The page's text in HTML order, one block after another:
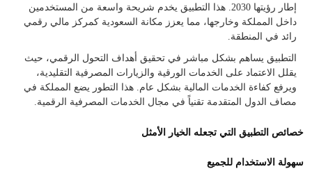
إطار رؤيتها 2030. هذا التطبيق يخدم شريحة واسعة من المستخدمين
داخل المملكة وخارجها، مما يعزز مكانة السعودية كمركز مالي رقمي
رائد في المنطقة.
التطبيق يساهم بشكل مباشر في تحقيق أهداف التحول الرقمي، حيث
يقلل الاعتماد على الخدمات الورقية والزيارات المصرفية التقليدية،
ويرفع كفاءة الخدمات المالية بشكل عام. هذا التطور يضع المملكة في
مصاف الدول المتقدمة تقنياً في مجال الخدمات المصرفية الرقمية.
خصائص التطبيق التي تجعله الخيار الأمثل
سهولة الاستخدام للجميع